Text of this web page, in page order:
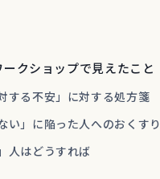
クショップで見えたこと
する不安」に対する処方箋
い」に陥った人へのおくすり
人はどうすれば